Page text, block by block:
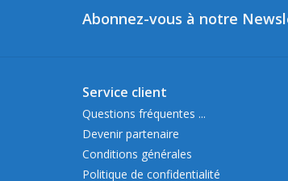
Abonnez-vous à notre
Service client
Questions fréquentes ...
Devenir partenaire
Conditions générales
Politique de confidentialité